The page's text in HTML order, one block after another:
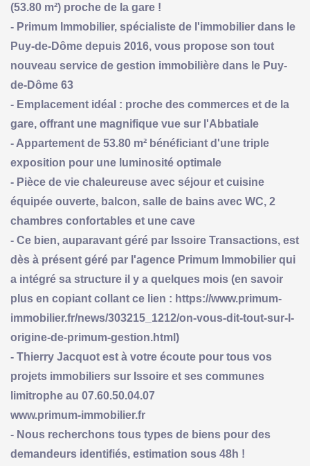
(53.80 m²) proche de la gare !
- Primum Immobilier, spécialiste de l'immobilier dans le
Puy-de-Dôme depuis 2016, vous propose son tout
nouveau service de gestion immobilière dans le Puy-
de-Dôme 63
- Emplacement idéal : proche des commerces et de la
gare, offrant une magnifique vue sur l'Abbatiale
- Appartement de 53.80 m² bénéficiant d'une triple
exposition pour une luminosité optimale
- Pièce de vie chaleureuse avec séjour et cuisine
équipée ouverte, balcon, salle de bains avec WC, 2
chambres confortables et une cave
- Ce bien, auparavant géré par Issoire Transactions, est
dès à présent géré par l'agence Primum Immobilier qui
a intégré sa structure il y a quelques mois (en savoir
plus en copiant collant ce lien : https://www.primum-
immobilier.fr/news/303215_1212/on-vous-dit-tout-sur-l-
origine-de-primum-gestion.html)
- Thierry Jacquot est à votre écoute pour tous vos
projets immobiliers sur Issoire et ses communes
limitrophe au 07.60.50.04.07
www.primum-immobilier.fr
- Nous recherchons tous types de biens pour des
demandeurs identifiés, estimation sous 48h !